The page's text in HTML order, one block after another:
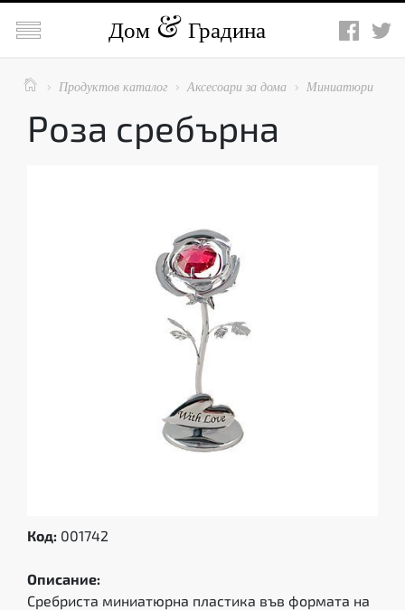
 Дом Градина
  Продуктов каталог  Аксесоари за дома  Миниатюри
Роза сребърна
Код: 001742
Описание:
Сребриста миниатюрна пластика във формата на